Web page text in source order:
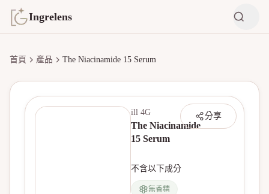
Ingrelens
首頁 產品 The Niacinamide 15 Serum
分享
ill 4G
The Niacinamide
15 Serum
不含以下成分
無香精